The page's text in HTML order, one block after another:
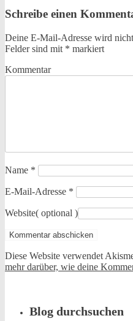
Schreibe einen
Deine E-Mail-Adresse wird
Felder sind mit * markiert
Kommentar
Name *
E-Mail-Adresse *
Website( optional )
Diese Website verwendet
mehr darüber, wie deine
Blog durchsuchen